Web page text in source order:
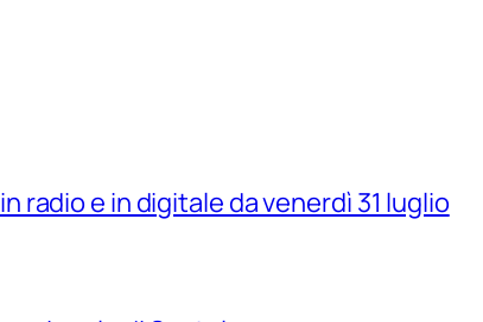
radio e in digitale da venerdì 31 luglio